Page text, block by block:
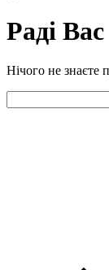
Раді
Нічого не знаєте